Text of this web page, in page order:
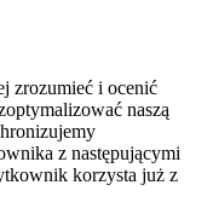
zrozumieć i ocenić
naszą
z następującymi
korzysta już z